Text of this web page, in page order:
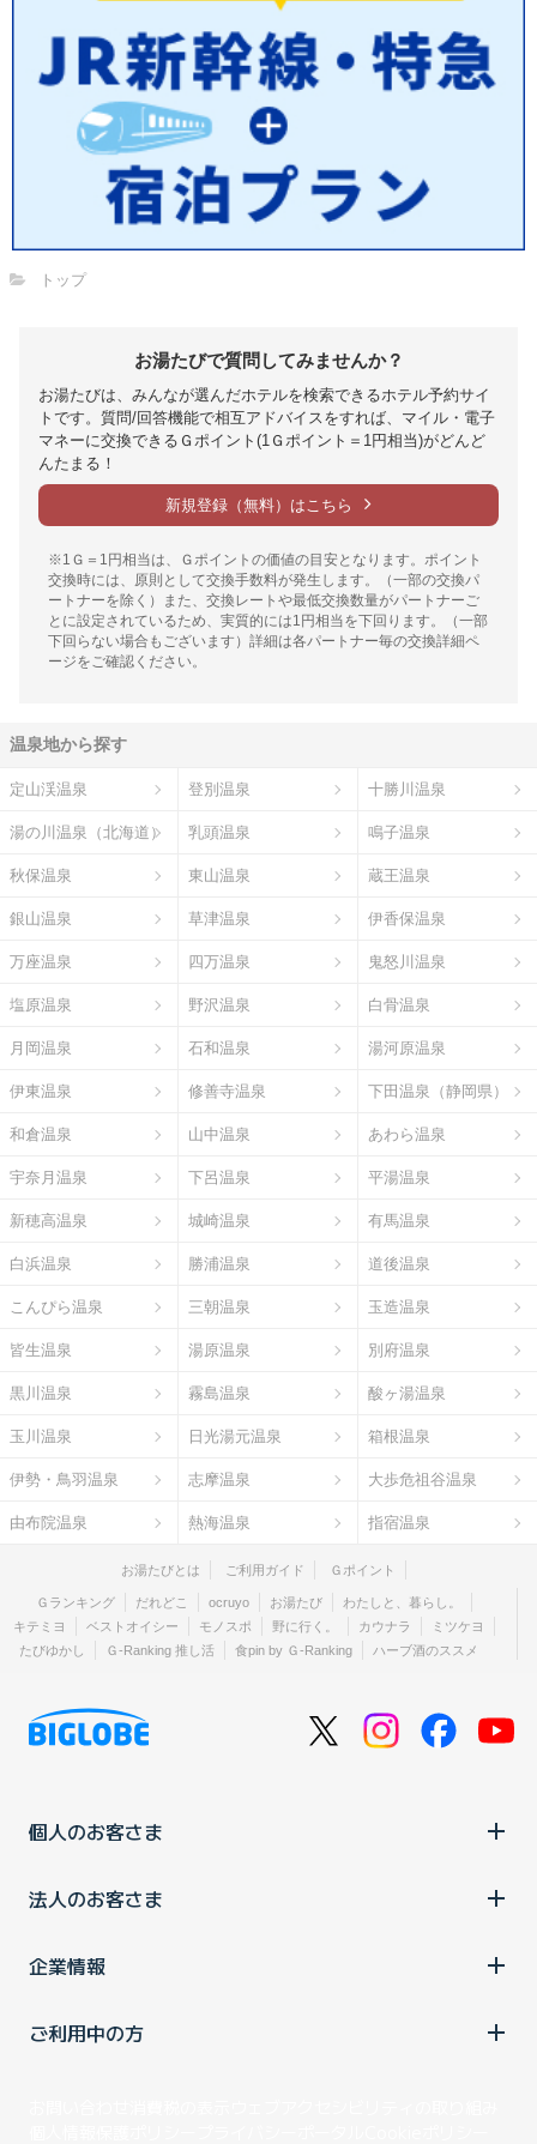
トップ
お湯たびで質問してみませんか？
お湯たびは、みんなが選んだホテルを検索できるホテル予約サイ
トです。質問/回答機能で相互アドバイスをすれば、マイル・電子
マネーに交換できるＧポイント(1Ｇポイント＝1円相当)がどんど
んたまる！
新規登録（無料）はこちら
※1Ｇ＝1円相当は、Ｇポイントの価値の目安となります。ポイント
交換時には、原則として交換手数料が発生します。（一部の交換パ
ートナーを除く）また、交換レートや最低交換数量がパートナーご
とに設定されているため、実質的には1円相当を下回ります。（一部
下回らない場合もございます）詳細は各パートナー毎の交換詳細ペ
ージをご確認ください。
温泉地から探す
定山渓温泉 登別温泉 十勝川温泉
湯の川温泉（北海道） 乳頭温泉 鳴子温泉
秋保温泉 東山温泉 蔵王温泉
銀山温泉 草津温泉 伊香保温泉
万座温泉 四万温泉 鬼怒川温泉
塩原温泉 野沢温泉 白骨温泉
月岡温泉 石和温泉 湯河原温泉
伊東温泉 修善寺温泉 下田温泉（静岡県）
和倉温泉 山中温泉 あわら温泉
宇奈月温泉 下呂温泉 平湯温泉
新穂高温泉 城崎温泉 有馬温泉
白浜温泉 勝浦温泉 道後温泉
こんぴら温泉 三朝温泉 玉造温泉
皆生温泉 湯原温泉 別府温泉
黒川温泉 霧島温泉 酸ヶ湯温泉
玉川温泉 日光湯元温泉 箱根温泉
伊勢・鳥羽温泉 志摩温泉 大歩危祖谷温泉
由布院温泉 熱海温泉 指宿温泉
お湯たびとは ご利用ガイド Ｇポイント
Ｇランキング だれどこ ocruyo お湯たび
わたしと、暮らし。
キテミヨ
ベストオイシー モノスポ 野に行く。 カウナラ
ミツケヨ
たびゆかし
Ｇ-Ranking 推し活 食pin by Ｇ-Ranking ハーブ酒のススメ
個人のお客さま
法人のお客さま
企業情報
ご利用中の方